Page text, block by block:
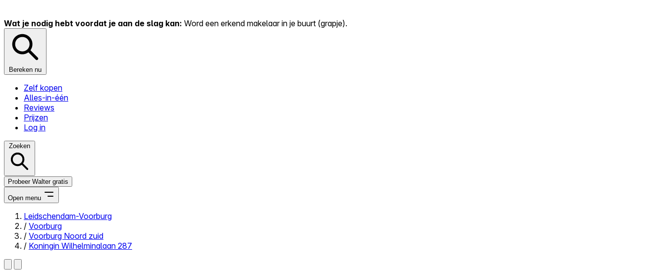
Wat je nodig hebt voordat je aan de slag kan: Word een erkend makelaar in je buurt (grapje).
Bereken nu
Zelf kopen
Alles-in-één
Reviews
Prijzen
Log in
Zoeken
Probeer Walter gratis
Open menu
Close menu
Leidschendam-Voorburg
/ Voorburg
/ Voorburg Noord zuid
/ Koningin Wilhelminalaan 287